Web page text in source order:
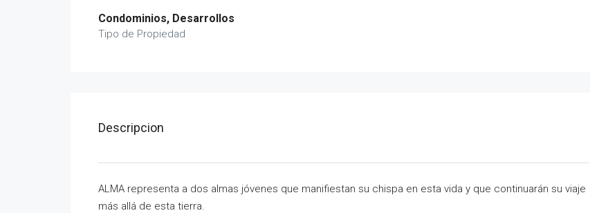
Condominios, Desarrollos
Tipo de Propiedad
Descripcion
ALMA representa a dos almas jóvenes que manifiestan su chispa en esta vida y que continuarán su viaje
más allá de esta tierra.